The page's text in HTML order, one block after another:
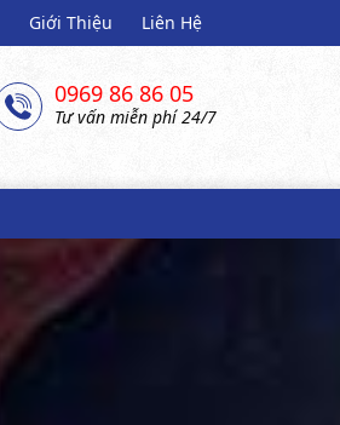
Giới Thiệu Liên Hệ
0969 86 86 05
Tư vấn miễn phí 24/7